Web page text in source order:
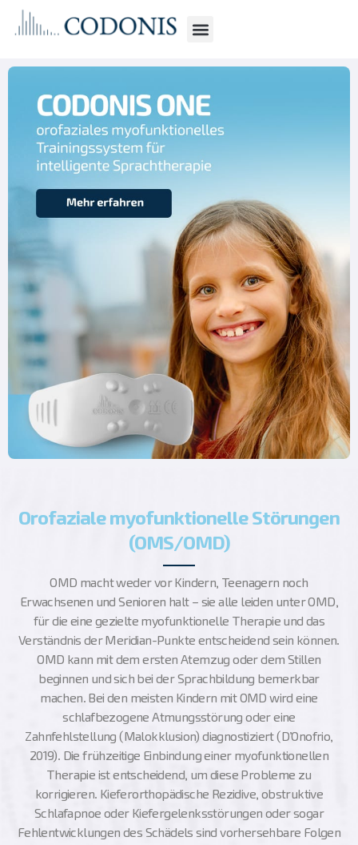
Orofaziale myofunktionelle Störungen
(OMS/OMD)
OMD macht weder vor Kindern, Teenagern noch
Erwachsenen und Senioren halt – sie alle leiden unter OMD,
für die eine gezielte myofunktionelle Therapie und das
Verständnis der Meridian-Punkte entscheidend sein können.
OMD kann mit dem ersten Atemzug oder dem Stillen
beginnen und sich bei der Sprachbildung bemerkbar
machen. Bei den meisten Kindern mit OMD wird eine
schlafbezogene Atmungsstörung oder eine
Zahnfehlstellung (Malokklusion) diagnostiziert (D’Onofrio,
2019). Die frühzeitige Einbindung einer myofunktionellen
Therapie ist entscheidend, um diese Probleme zu
korrigieren. Kieferorthopädische Rezidive, obstruktive
Schlafapnoe oder Kiefergelenksstörungen oder sogar
Fehlentwicklungen des Schädels sind vorhersehbare Folgen